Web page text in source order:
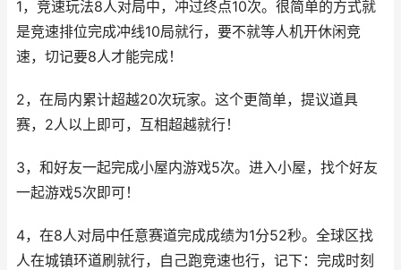
1，竞速玩法8人对局中，冲过终点10次。很简单的方式就
是竞速排位完成冲线10局就行，要不就等人机开休闲竞
速，切记要8人才能完成！
2，在局内累计超越20次玩家。这个更简单，提议道具
赛，2人以上即可，互相超越就行！
3，和好友一起完成小屋内游戏5次。进入小屋，找个好友
一起游戏5次即可！
4，在8人对局中任意赛道完成成绩为1分52秒。全球区找
人在城镇环道刷就行，自己跑竞速也行，记下：完成时刻